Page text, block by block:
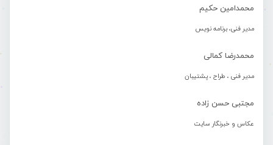
محمدامین حکیم
مدیر فنی، برنامه نویس
محمدرضا کمالی
مدیر فنی ، طراح ، پشتیبان
مجتبی حسن زاده
عکاس و خبرنگار سایت